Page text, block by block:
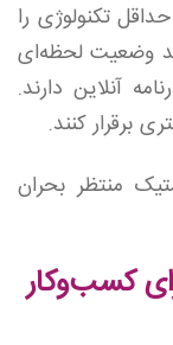
تکنولوژی را
وضعیت لحظه‌ای
آنلاین دارند.
برقرار کنند.
منتظر بحران
کسب‌وکار